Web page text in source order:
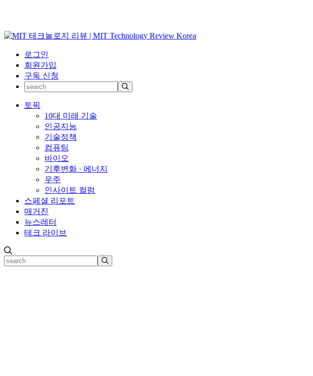
로그인
회원가입
구독 신청
토픽
10대 미래 기술
인공지능
기술정책
컴퓨팅
바이오
기후변화 · 에너지
우주
인사이트 컬럼
스페셜 리포트
매거진
뉴스레터
테크 라이브